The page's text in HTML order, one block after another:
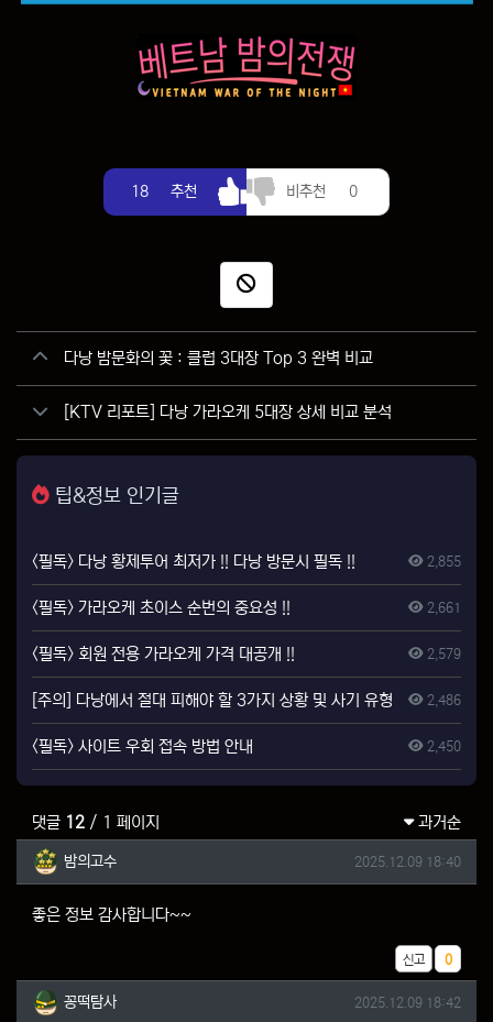
18 추천 추천 비추천 0
비추천
신고
관련자료
다낭 밤문화의 꽃 : 클럽 3대장 Top 3 완벽 비교
[KTV 리포트] 다낭 가라오케 5대장 상세 비교 분석
팁&정보 인기글
<필독> 다낭 황제투어 최저가 !! 다낭 방문시 필독 !! 2,855
<필독> 가라오케 초이스 순번의 중요성 !! 2,661
<필독> 회원 전용 가라오케 가격 대공개 !! 2,579
[주의] 다낭에서 절대 피해야 할 3가지 상황 및 사기 유형 2,486
<필독> 사이트 우회 접속 방법 안내 2,450
댓글 12 / 1 페이지 과거순
밤의고수님의 댓글
밤의고수 작성일
2025.12.09 18:40
좋은 정보 감사합니다~~
신고 추천
0
꽁떡탐사님의 댓글
꽁떡탐사 작성일
2025.12.09 18:42